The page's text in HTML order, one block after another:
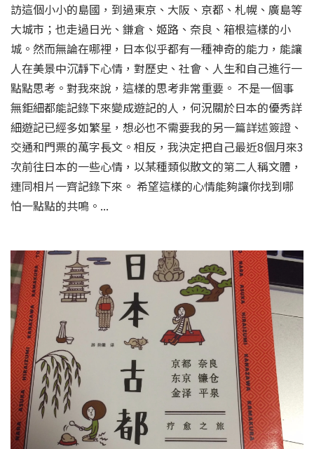
訪這個小小的島國，到過東京、大阪、京都、札幌、廣島等
大城市；也走過日光、鎌倉、姬路、奈良、箱根這樣的小
城。然而無論在哪裡，日本似乎都有一種神奇的能力，能讓
人在美景中沉靜下心情，對歷史、社會、人生和自己進行一
點點思考。對我來說，這樣的思考非常重要。 不是一個事
無鉅細都能記錄下來變成遊記的人，何況關於日本的優秀詳
細遊記已經多如繁星，想必也不需要我的另一篇詳述簽證、
交通和門票的萬字長文。相反，我決定把自己最近8個月來3
次前往日本的一些心情，以某種類似散文的第二人稱文體，
連同相片一齊記錄下來。 希望這樣的心情能夠讓你找到哪
怕一點點的共鳴。...